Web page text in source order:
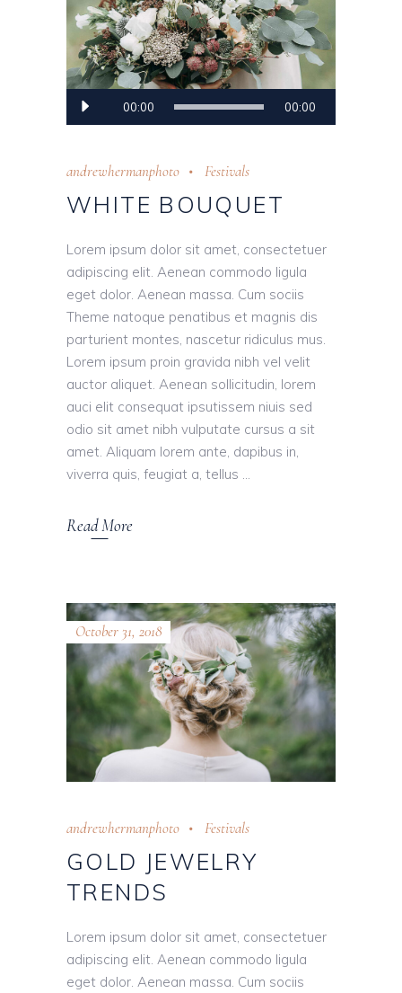
Audio
Player
00:00 00:00
andrewhermanphoto Festivals
WHITE BOUQUET
Lorem ipsum dolor sit amet, consectetuer
adipiscing elit. Aenean commodo ligula
eget dolor. Aenean massa. Cum sociis
Theme natoque penatibus et magnis dis
parturient montes, nascetur ridiculus mus.
Lorem ipsum proin gravida nibh vel velit
auctor aliquet. Aenean sollicitudin, lorem
auci elit consequat ipsutissem niuis sed
odio sit amet nibh vulputate cursus a sit
amet. Aliquam lorem ante, dapibus in,
viverra quis, feugiat a, tellus
Read More
October 31, 2018
andrewhermanphoto Festivals
GOLD JEWELRY
TRENDS
Lorem ipsum dolor sit amet, consectetuer
adipiscing elit. Aenean commodo ligula
eget dolor. Aenean massa. Cum sociis